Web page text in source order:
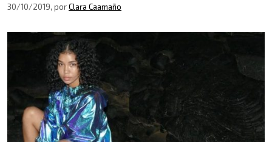
30/10/2019, porClara Caamaño